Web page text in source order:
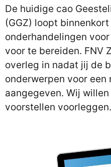
De huidige cao
(GGZ) loopt
onderhandelingen
voor te bereiden. FNV
overleg in nadat jij de
onderwerpen voor een
aangegeven. Wij
voorstellen voorleggen.